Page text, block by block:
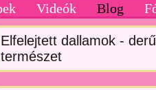
Videók Blog
Elfelejtett dallamok -
természet